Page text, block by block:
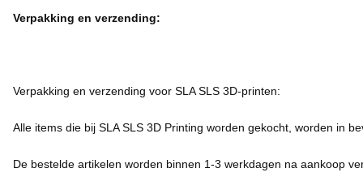
Verpakking en verzending:
Verpakking en verzending voor SLA SLS 3D-printen:
Alle items die bij SLA SLS 3D Printing worden gekocht, worden in
De bestelde artikelen worden binnen 1-3 werkdagen na aankoop